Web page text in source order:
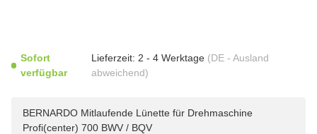
Sofort
verfügbar
Lieferzeit: 2 - 4 Werktage (DE - Ausland
abweichend)
BERNARDO Mitlaufende Lünette für Drehmaschine
Profi(center) 700 BWV / BQV